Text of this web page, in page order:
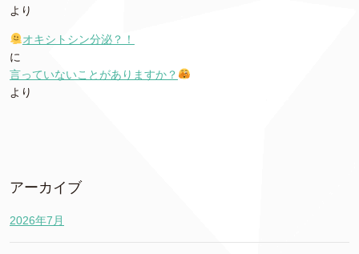
より
オキシトシン分泌？！
に
言っていないことがありますか？
より
アーカイブ
2026年7月